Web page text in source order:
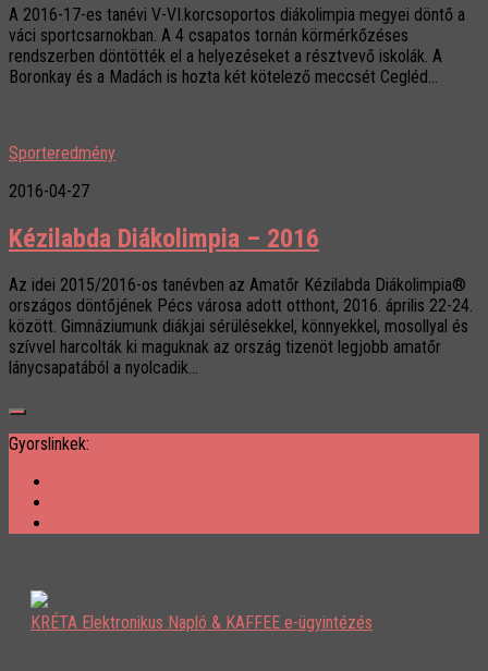
A 2016-17-es tanévi V-VI.korcsoportos diákolimpia megyei döntő a
váci sportcsarnokban. A 4 csapatos tornán körmérkőzéses
rendszerben döntötték el a helyezéseket a résztvevő iskolák. A
Boronkay és a Madách is hozta két kötelező meccsét Cegléd...
Sporteredmény
2016-04-27
Kézilabda Diákolimpia – 2016
Az idei 2015/2016-os tanévben az Amatőr Kézilabda Diákolimpia®
országos döntőjének Pécs városa adott otthont, 2016. április 22-24.
között. Gimnáziumunk diákjai sérülésekkel, könnyekkel, mosollyal és
szívvel harcolták ki maguknak az ország tizenöt legjobb amatőr
lánycsapatából a nyolcadik...
Gyorslinkek:
KRÉTA Elektronikus Napló & KAFFEE e-ügyintézés